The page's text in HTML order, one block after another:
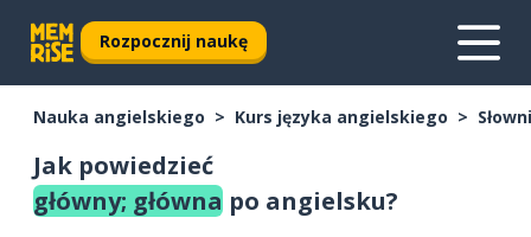
Rozpocznij naukę
Nauka angielskiego Kurs języka angielskiego
Jak powiedzieć
główny; główna po angielsku?